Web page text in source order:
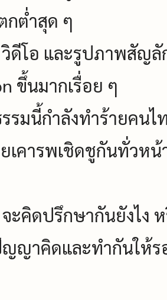
กต่ำสุด ๆ
วิดีโอ และรูปภาพสัญ
ขึ้นมากเรื่อย ๆ
รมนี้กำลังทำร้ายคน
เคารพเชิดชูกันทั่วหน้
ะคิดปรึกษากันยังไง
ญาคิดและทำกันให้ร